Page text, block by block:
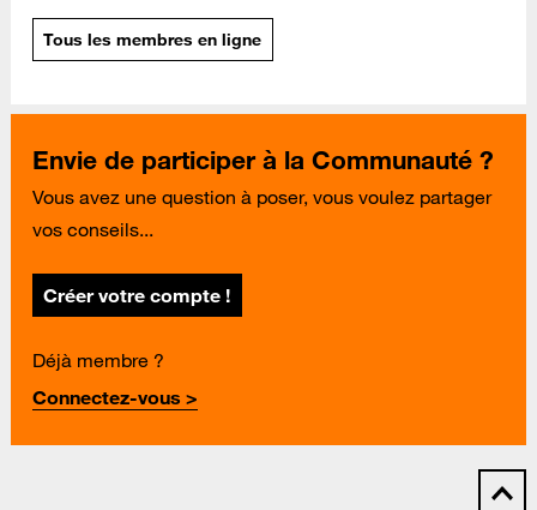
Tous les membres en ligne
Envie de participer à la Communauté ?
Vous avez une question à poser, vous voulez partager
vos conseils...
Créer votre compte !
Déjà membre ?
Connectez-vous >